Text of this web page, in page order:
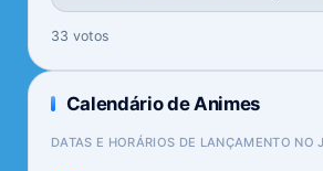
33 votos
Calendário de Animes
DATAS E HORÁRIOS DE LANÇAMENTO NO